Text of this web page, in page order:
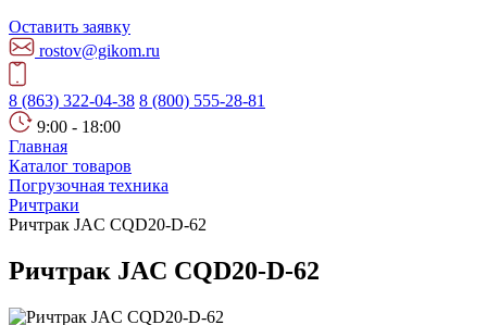
Оставить заявку
rostov@gikom.ru
8 (863) 322-04-38 8 (800) 555-28-81
9:00 - 18:00
Главная
Каталог товаров
Погрузочная техника
Ричтраки
Ричтрак JAC CQD20-D-62
Ричтрак JAC CQD20-D-62